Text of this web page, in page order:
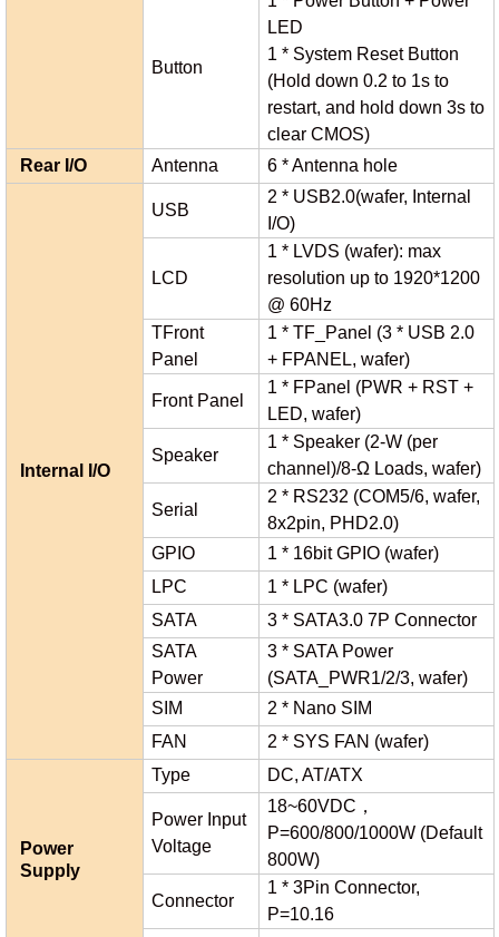
Button
LED
1 * System Reset Button
(Hold down 0.2 to 1s to
restart, and hold down 3s to
clear CMOS)
Rear I/O
Antenna 6 * Antenna hole
Internal I/O
USB
2 * USB2.0(wafer, Internal
I/O)
LCD
1 * LVDS (wafer): max
resolution up to 1920*1200
@ 60Hz
TFront
Panel
1 * TF_Panel (3 * USB 2.0
+ FPANEL, wafer)
Front Panel
1 * FPanel (PWR + RST +
LED, wafer)
Speaker
1 * Speaker (2-W (per
channel)/8-Ω Loads, wafer)
Serial
2 * RS232 (COM5/6, wafer,
8x2pin, PHD2.0)
GPIO
1 * 16bit GPIO (wafer)
LPC
1 * LPC (wafer)
SATA
3 * SATA3.0 7P Connector
SATA
Power
3 * SATA Power
(SATA_PWR1/2/3, wafer)
SIM
2 * Nano SIM
FAN
2 * SYS FAN (wafer)
Power
Supply
Type DC, AT/ATX
Power Input
Voltage
18~60VDC，
P=600/800/1000W (Default
800W)
Connector
1 * 3Pin Connector,
P=10.16